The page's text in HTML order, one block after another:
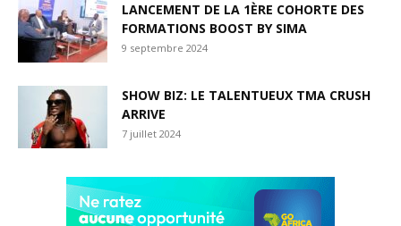
LANCEMENT DE LA 1ÈRE COHORTE DES
FORMATIONS BOOST BY SIMA
9 septembre 2024
SHOW BIZ: LE TALENTUEUX TMA CRUSH
ARRIVE
7 juillet 2024